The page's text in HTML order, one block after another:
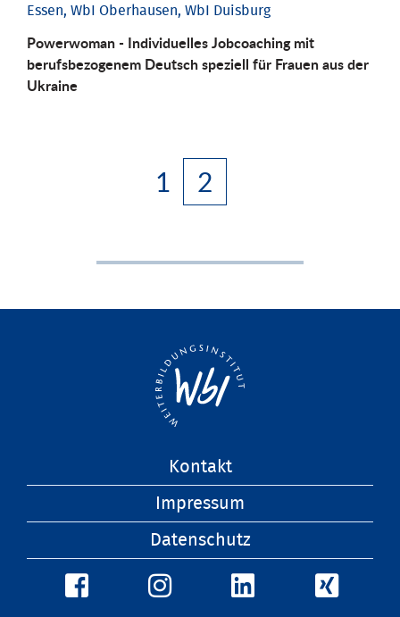
Essen, WbI Oberhausen, WbI Duisburg
Powerwoman - Individuelles Jobcoaching mit
berufsbezogenem Deutsch speziell für Frauen aus der
Ukraine
1 2
Kontakt
Impressum
Datenschutz